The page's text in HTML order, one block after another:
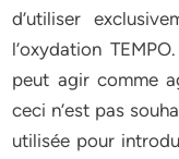
d’utiliser
l’oxydation
peut agir comme
ceci n’est pas
utilisée pour